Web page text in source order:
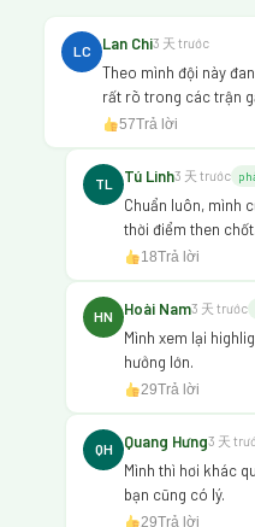
LC Lan Chi3 天 trước
Theo mình đội này
rất rõ trong các trận
57Trả lời
TL Tú Linh3 天 trước
Chuẩn luôn, mình
thời điểm then chốt.
18Trả lời
HN Hoài Nam3 天 trước
Mình xem lại
hưởng lớn.
29Trả lời
QH Quang Hưng3 天
Mình thì hơi khác
bạn cũng có lý.
29Trả lời